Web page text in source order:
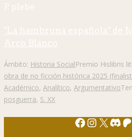
P. plebe
"La hambruna española" de
Arco Blanco
Ámbito: Historia SocialPremio Hislibris
obra de no ficción histórica 2025
Académico, Analítico, Argumentativo
posguerra, S. XX
Facebook
X